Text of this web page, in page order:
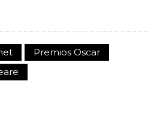
Premios Oscar